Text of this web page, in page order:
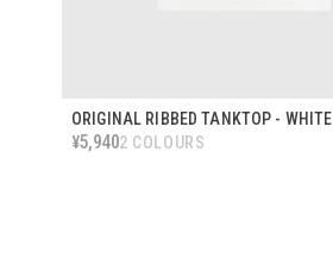
ORIGINAL RIBBED TANKTOP - WHITE
¥5,9402 COLOURS